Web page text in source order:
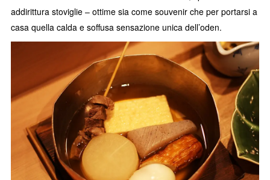
addirittura stoviglie – ottime sia come souvenir che per portarsi a
casa quella calda e soffusa sensazione unica dell’oden.